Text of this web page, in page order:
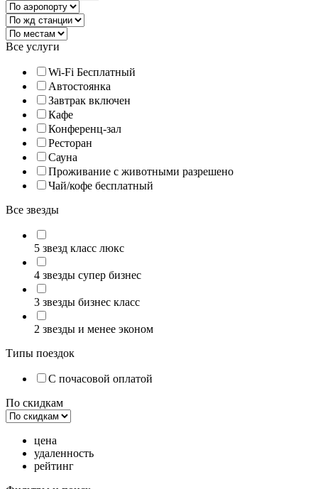
Все услуги
Wi-Fi Бесплатный
Автостоянка
Завтрак включен
Кафе
Конференц-зал
Ресторан
Сауна
Проживание с животными разрешено
Чай/кофе бесплатный
Все звезды
5 звезд класс люкс
4 звезды супер бизнес
3 звезды бизнес класс
2 звезды и менее эконом
Типы поездок
С почасовой оплатой
По скидкам
цена
удаленность
рейтинг